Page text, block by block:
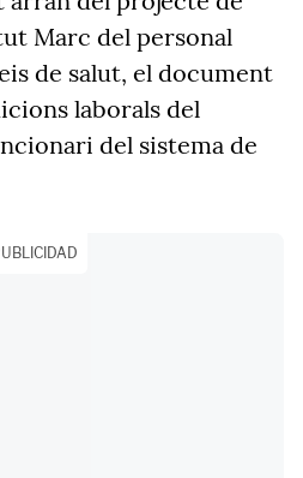
Marc del personal
de salut, el document
laborals del
del sistema de